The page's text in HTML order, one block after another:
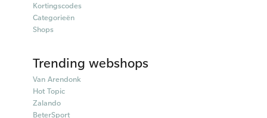
Kortingscodes
Categorieën
Shops
Trending webshops
Van Arendonk
Hot Topic
Zalando
BeterSport